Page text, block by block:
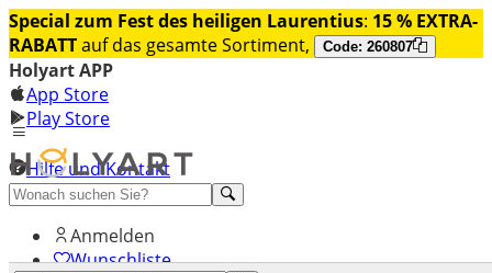
Special zum Fest des heiligen Laurentius: 15 % EXTRA-
RABATTauf das gesamte Sortiment, Code: 260807
Holyart APP
App Store
Play Store
Hilfe und Kontakt
Entdecken Sie Premium
Anmelden
Wunschliste